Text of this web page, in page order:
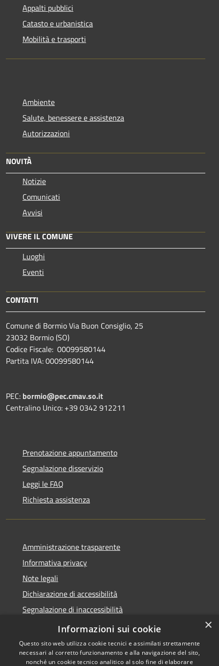
Appalti pubblici
Catasto e urbanistica
Mobilità e trasporti
Ambiente
Salute, benessere e assistenza
Autorizzazioni
NOVITÀ
Notizie
Comunicati
Avvisi
VIVERE IL COMUNE
Luoghi
Eventi
CONTATTI
Comune di Bormio Via Buon Consiglio, 25
23032 Bormio (SO)
Codice Fiscale: 00099580144
Partita IVA: 00099580144
PEC: bormio@pec.cmav.so.it
Centralino Unico: +39 0342 912211
Prenotazione appuntamento
Segnalazione disservizio
Leggi le FAQ
Richiesta assistenza
Amministrazione trasparente
Informativa privacy
Note legali
Dichiarazione di accessibilità
Segnalazione di inaccessibilità
Whistleblowing segnalazione illeciti
×
Informazioni sui cookie
Questo sito web utilizza cookie tecnici e assimilati strettamente
necessari al corretto funzionamento e alla navigazione del sito,
nonché un cookie tecnico analitico al solo fine di elaborare